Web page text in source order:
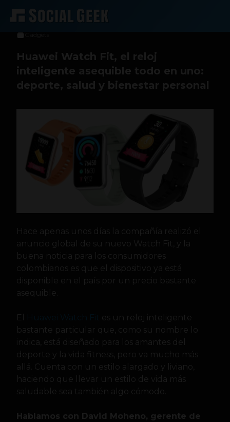
Social Geek
24 de septiembre de 2020
Huawei Watch Fit, el reloj
inteligente asequible todo en uno:
deporte, salud y bienestar personal
Hace apenas unos días la compañía realizó el
anuncio global de su nuevo Watch Fit, y la
buena noticia para los consumidores
colombianos es que el dispositivo ya está
disponible en el país por un precio bastante
asequible.
El
es un reloj inteligente
bastante particular que, como su nombre lo
indica, está diseñado para los amantes del
deporte y la vida fitness, pero va mucho más
allá. Cuenta con un estilo alargado y liviano,
haciendo que llevar un estilo de vida más
saludable sea también algo cómodo.
Hablamos con David Moheno, gerente de